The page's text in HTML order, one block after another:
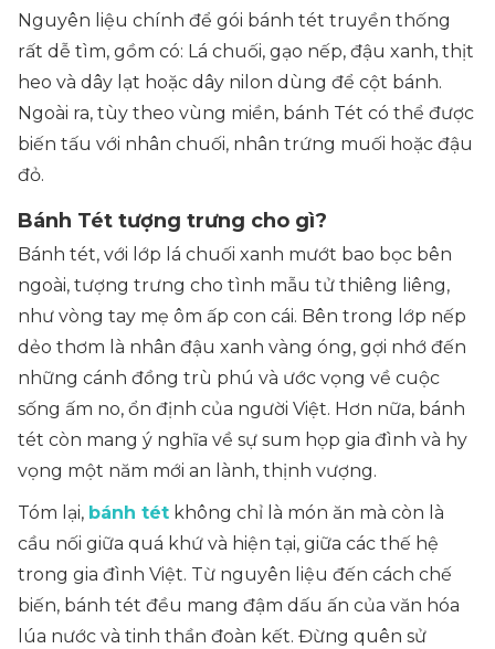
Nguyên liệu chính để gói bánh tét truyền thống
rất dễ tìm, gồm có: Lá chuối, gạo nếp, đậu xanh, thịt
heo và dây lạt hoặc dây nilon dùng để cột bánh.
Ngoài ra, tùy theo vùng miền, bánh Tét có thể được
biến tấu với nhân chuối, nhân trứng muối hoặc đậu
đỏ.
Bánh Tét tượng trưng cho gì?
Bánh tét, với lớp lá chuối xanh mướt bao bọc bên
ngoài, tượng trưng cho tình mẫu tử thiêng liêng,
như vòng tay mẹ ôm ấp con cái. Bên trong lớp nếp
dẻo thơm là nhân đậu xanh vàng óng, gợi nhớ đến
những cánh đồng trù phú và ước vọng về cuộc
sống ấm no, ổn định của người Việt. Hơn nữa, bánh
tét còn mang ý nghĩa về sự sum họp gia đình và hy
vọng một năm mới an lành, thịnh vượng.
Tóm lại, bánh tét không chỉ là món ăn mà còn là
cầu nối giữa quá khứ và hiện tại, giữa các thế hệ
trong gia đình Việt. Từ nguyên liệu đến cách chế
biến, bánh tét đều mang đậm dấu ấn của văn hóa
lúa nước và tinh thần đoàn kết. Đừng quên sử